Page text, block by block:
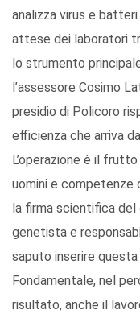
analizza virus e
attese dei laboratori
lo strumento
l’assessore Cosimo
presidio di Policoro
efficienza che arriva
L’operazione è il
uomini e competenze
la firma scientifica
genetista e
saputo inserire
Fondamentale, nel
risultato, anche il